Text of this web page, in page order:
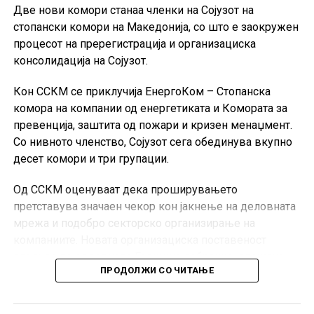
Две нови комори станаа членки на Сојузот на
стопански комори на Македонија, со што е заокружен
процесот на пререгистрација и организациска
консолидација на Сојузот.
Кон ССКМ се приклучија ЕнергоКом – Стопанска
комора на компании од енергетиката и Комората за
превенција, заштита од пожари и кризен менаџмент.
Со нивното членство, Сојузот сега обединува вкупно
десет комори и три групации.
Од ССКМ оценуваат дека проширувањето
претставува значаен чекор кон јакнење на деловната
мрежа и подобро секторско организирање на
следува по редовното Годишно собрание, одржано
кон крајот на јуни во Скопје.
Претседателот на ССКМ, Горан Горгиевски, изјави
ПРОДОЛЖИ СО ЧИТАЊЕ